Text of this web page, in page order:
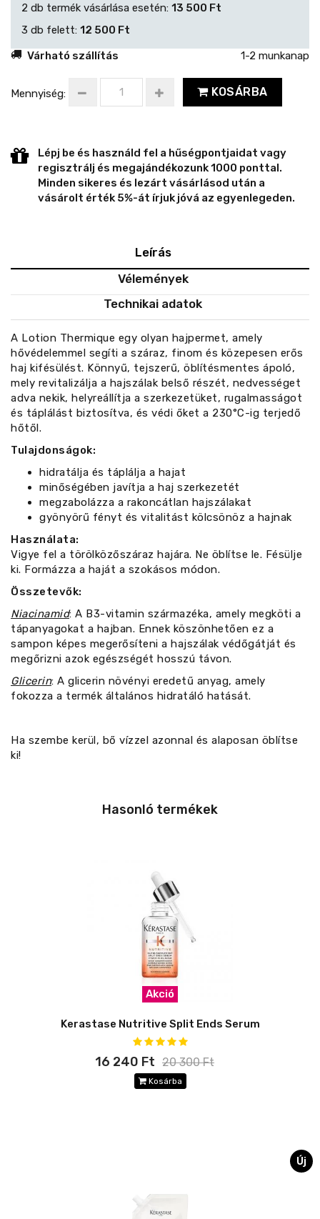
2 db termék vásárlása esetén: 13 500 Ft
3 db felett: 12 500 Ft
Várható szállítás
1-2 munkanap
Mennyiség: KOSÁRBA
Lépj be és használd fel a hűségpontjaidat vagy
regisztrálj és megajándékozunk 1000 ponttal.
Minden sikeres és lezárt vásárlásod után a
vásárolt érték 5%-át írjuk jóvá az egyenlegeden.
Leírás
Vélemények
Technikai adatok
A Lotion Thermique egy olyan hajpermet, amely
hővédelemmel segíti a száraz, finom és közepesen erős
haj kifésülést. Könnyű, tejszerű, öblítésmentes ápoló,
mely revitalizálja a hajszálak belső részét, nedvességet
adva nekik, helyreállítja a szerkezetüket, rugalmasságot
és táplálást biztosítva, és védi őket a 230°C-ig terjedő
hőtől.
Tulajdonságok:
hidratálja és táplálja a hajat
minőségében javítja a haj szerkezetét
megzabolázza a rakoncátlan hajszálakat
gyönyörű fényt és vitalitást kölcsönöz a hajnak
Használata:
Vigye fel a törölközőszáraz hajára. Ne öblítse le. Fésülje
ki. Formázza a haját a szokásos módon.
Összetevők:
Niacinamid: A B3-vitamin származéka, amely megköti a
tápanyagokat a hajban. Ennek köszönhetően ez a
sampon képes megerősíteni a hajszálak védőgátját és
megőrizni azok egészségét hosszú távon.
Glicerin: A glicerin növényi eredetű anyag, amely
fokozza a termék általános hidratáló hatását.
Ha szembe kerül, bő vízzel azonnal és alaposan öblítse
ki!
Hasonló termékek
Akció
Kerastase Nutritive Split Ends Serum
16 240 Ft 20 300 Ft
Kosárba
Új